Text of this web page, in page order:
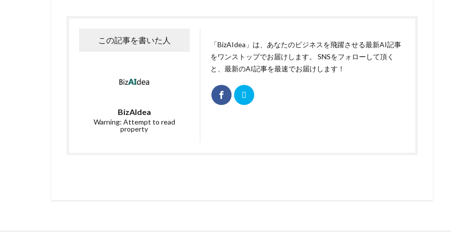
この記事を書いた人
BizAIdea
Warning: Attempt to read
property
「BizAIdea」は、あなたのビジネスを飛躍させる最新AI記事
をワンストップでお届けします。 SNSをフォローして頂く
と、最新のAI記事を最速でお届けします！